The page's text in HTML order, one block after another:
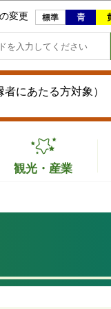
変更
にあたる方対象）
観光・産業